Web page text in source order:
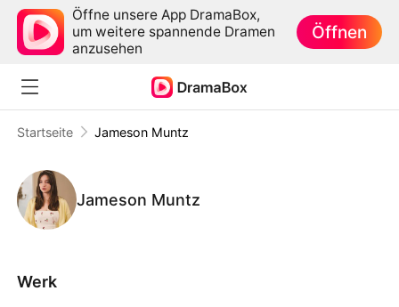
Öffne unsere App DramaBox,
um weitere spannende Dramen
anzusehen
Öffnen
Startseite Jameson Muntz
Jameson Muntz
Werk